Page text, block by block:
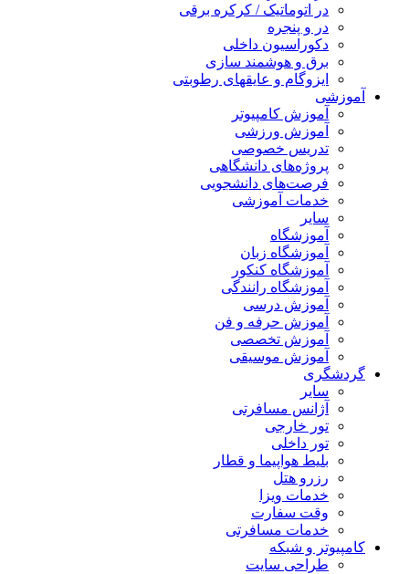
در اتوماتیک / کرکره برقی
در و پنجره
دکوراسیون داخلی
برق و هوشمند سازی
ایزوگام و عایقهای رطوبتی
آموزشی
آموزش کامپیوتر
آموزش ورزشی
تدریس خصوصی
پروژه‌های دانشگاهی
فرصت‌های دانشجویی
خدمات آموزشی
سایر
آموزشگاه
آموزشگاه زبان
آموزشگاه کنکور
آموزشگاه رانندگی
آموزش درسی
آموزش حرفه و فن
آموزش تخصصی
آموزش موسیقی
گردشگری
سایر
آژانس مسافرتی
تور خارجی
تور داخلی
بلیط هواپیما و قطار
رزرو هتل
خدمات ویزا
وقت سفارت
خدمات مسافرتی
کامپیوتر و شبکه
طراحی سایت